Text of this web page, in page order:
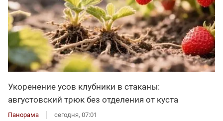
Укоренение усов клубники в стаканы:
августовский трюк без отделения от куста
Панорама сегодня, 07:01